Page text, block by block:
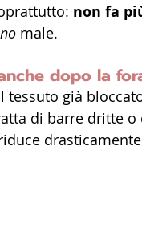
non fa
male.
dopo la
tessuto già
di barre dritte o